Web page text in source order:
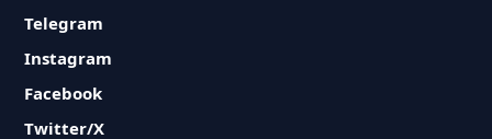
Telegram
Instagram
Facebook
Twitter/X